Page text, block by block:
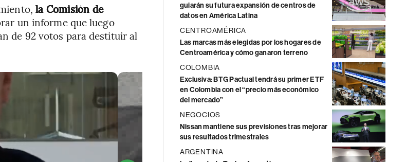
la Comisión de
un informe que luego
de 92 votos para destituir al
guiarán su futura expansión de centros de
datos en América Latina
CENTROAMÉRICA
Las marcas más elegidas por los hogares de
Centroamérica y cómo ganaron terreno
COLOMBIA
Exclusiva: BTG Pactual tendrá su primer ETF
en Colombia con el “precio más económico
del mercado”
NEGOCIOS
Nissan mantiene sus previsiones tras mejorar
sus resultados trimestrales
ARGENTINA